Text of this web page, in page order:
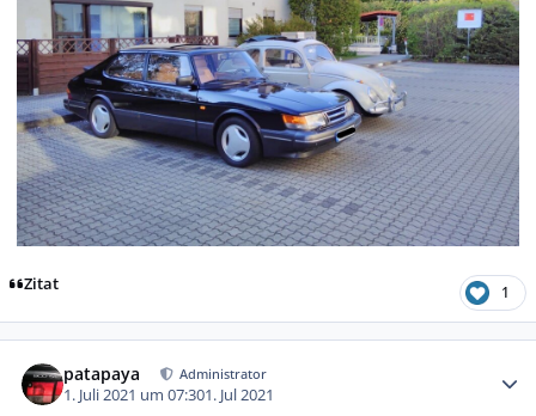
Zitat 1
patapaya Administrator
1. Juli 2021 um 07:301. Jul 2021